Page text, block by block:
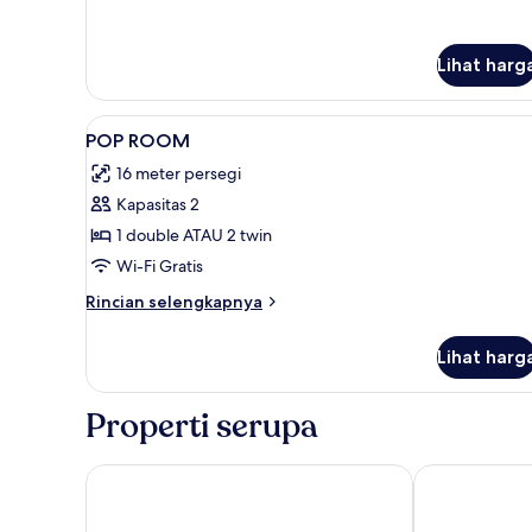
Lihat
Lihat
semua
foto
untuk
POP
ROOM
Seprai premium, brankas,
4
POP ROOM
16 meter persegi
Kapasitas 2
1 double ATAU 2 twin
Wi-Fi Gratis
Rincian selengkapnya
Rincian
POP
Lihat
Properti serupa
Galaxy Hotel Banjarmasin Swiss-